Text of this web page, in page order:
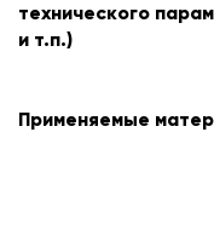
технического
и т.п.)
Применяемые